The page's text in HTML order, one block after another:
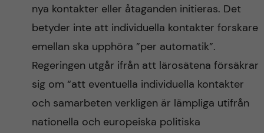
i
e
l
d
nya kontakter eller åtaganden initieras. Det
betyder inte att individuella kontakter forskare
emellan ska upphöra ”per automatik”.
Regeringen utgår ifrån att lärosätena försäkrar
sig om “att eventuella individuella kontakter
och samarbeten verkligen är lämpliga utifrån
nationella och europeiska politiska